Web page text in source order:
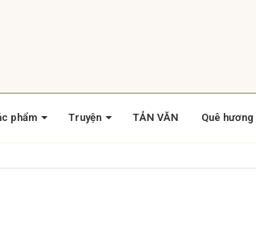
phẩm Truyện TẢN VĂN Quê hương